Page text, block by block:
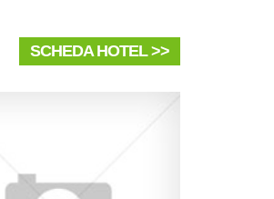
SCHEDA HOTEL >>